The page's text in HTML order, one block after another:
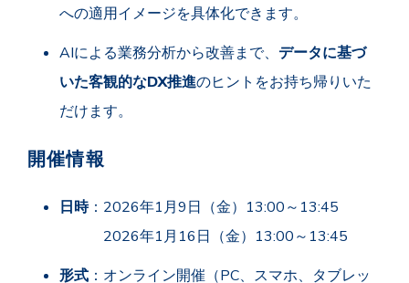
への適用イメージを具体化できます。
AIによる業務分析から改善まで、データに基づ
いた客観的なDX推進のヒントをお持ち帰りいた
だけます。
開催情報
日時：2026年1月9日（金）13:00～13:45
2026年1月16日（金）13:00～13:45
形式 ：オンライン開催（PC、 スマホ、 タブレッ